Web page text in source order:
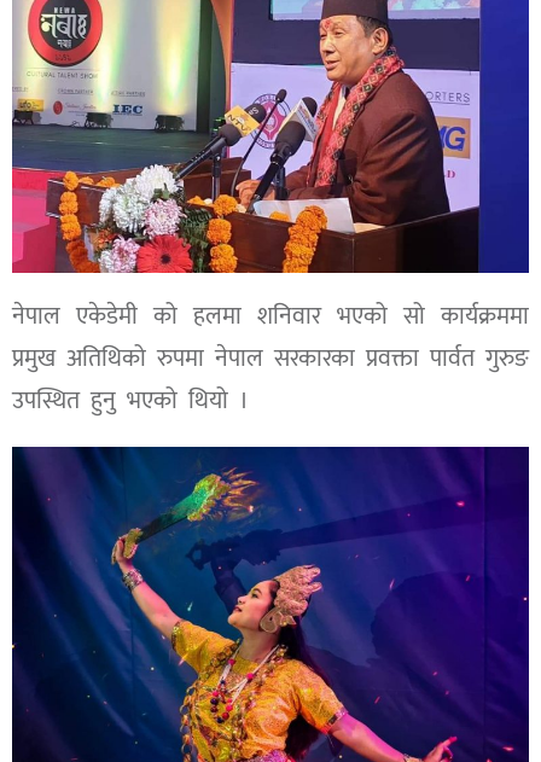
नेपाल एकेडेमी को हलमा शनिवार भएको सो कार्यक्रममा
प्रमुख अतिथिको रुपमा नेपाल सरकारका प्रवक्ता पार्वत गुरुङ
उपस्थित हुनु भएको थियो ।